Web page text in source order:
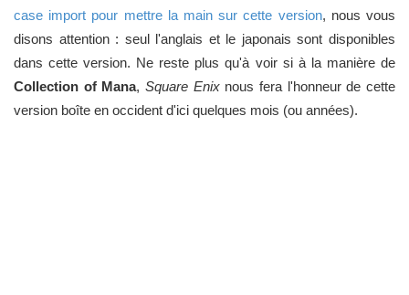
case import pour mettre la main sur cette version, nous vous
disons attention : seul l'anglais et le japonais sont disponibles
dans cette version. Ne reste plus qu'à voir si à la manière de
Collection of Mana,Square Enix nous fera l'honneur de cette
version boîte en occident d'ici quelques mois (ou années).